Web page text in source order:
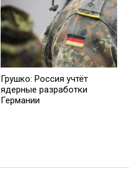
Грушко: Россия учтёт
ядерные разработки
Германии